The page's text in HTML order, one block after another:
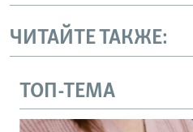
ЧИТАЙТЕ ТАКЖЕ:
ТОП-ТЕМА